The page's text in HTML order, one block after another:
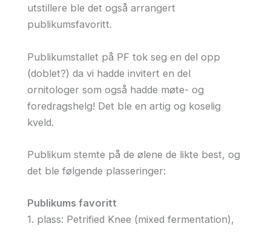
utstillere ble det også arrangert
publikumsfavoritt.
Publikumstallet på PF tok seg en del opp
(doblet?) da vi hadde invitert en del
ornitologer som også hadde møte- og
foredragshelg! Det ble en artig og koselig
kveld.
Publikum stemte på de ølene de likte best, og
det ble følgende plasseringer:
Publikums favoritt
1. plass: Petrified Knee (mixed fermentation),